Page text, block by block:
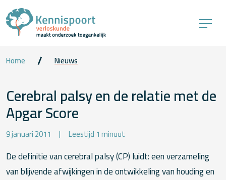
Home Nieuws
Cerebral palsy en de relatie met de
Apgar Score
9 januari 2011 Leestijd 1 minuut
De definitie van cerebral palsy (CP) luidt: een verzameling
van blijvende afwijkingen in de ontwikkeling van houding en